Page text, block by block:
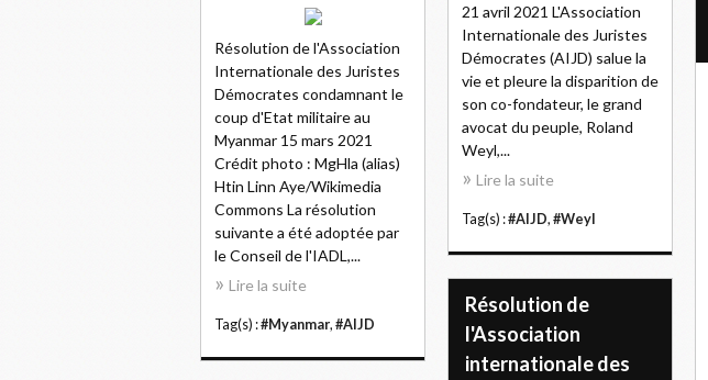
21 avril 2021 L'Association
Internationale des Juristes
Démocrates (AIJD) salue la
vie et pleure la disparition de
son co-fondateur, le grand
avocat du peuple, Roland
Weyl,...
Lire la suite
Tag(s) :#AIJD, #Weyl
Résolution de l'Association
Internationale des Juristes
Démocrates condamnant le
coup d'Etat militaire au
Myanmar 15 mars 2021
Crédit photo : MgHla (alias)
Htin Linn Aye/Wikimedia
Commons La résolution
suivante a été adoptée par
le Conseil de l'IADL,...
Lire la suite
Tag(s) :#Myanmar, #AIJD
Résolution de
l'Association
internationale des